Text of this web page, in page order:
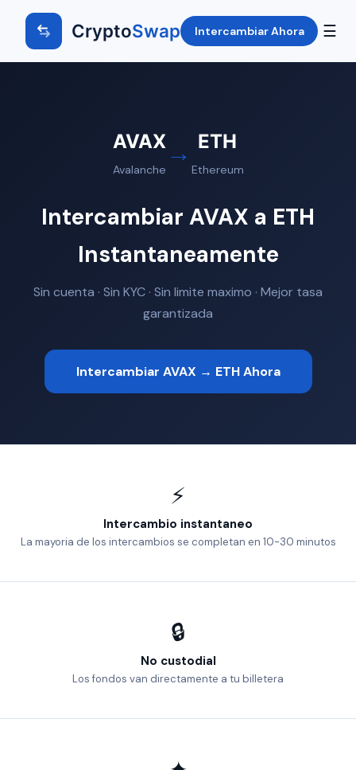
CryptoSwap Intercambiar Ahora ☰
AVAX
Avalanche
→ ETH
Ethereum
Intercambiar AVAX a ETH
Instantaneamente
Sin cuenta · Sin KYC · Sin limite maximo · Mejor tasa
garantizada
Intercambiar AVAX → ETH Ahora
⚡
Intercambio instantaneo
La mayoria de los intercambios se completan en 10-30 minutos
🔒
No custodial
Los fondos van directamente a tu billetera